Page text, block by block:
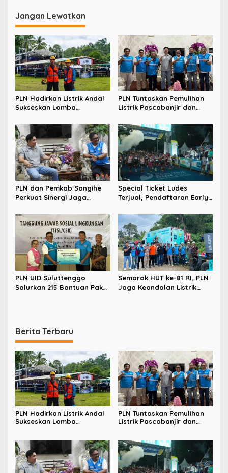
a
s
i
p
o
s
Jangan Lewatkan
PLN Hadirkan Listrik Andal
Sukseskan Lomba
Bermazmur” di Sangihe
PLN Tuntaskan Pemulihan
Listrik Pascabanjir dan
Kolaborasi dengan Pemkab
Jadi Kunci
PLN dan Pemkab Sangihe
Perkuat Sinergi Jaga
Wilayah Kepulauan
Special Ticket Ludes
Terjual, Pendaftaran Early
Dibuka Besok
PLN UID Suluttenggo
Salurkan 215 Bantuan Paket
Semarak HUT ke-81 RI, PLN
Jaga Keandalan Listrik
Berita Terbaru
PLN Hadirkan Listrik Andal
Sukseskan Lomba
PLN Tuntaskan Pemulihan
Listrik Pascabanjir dan
Jadi Kunci